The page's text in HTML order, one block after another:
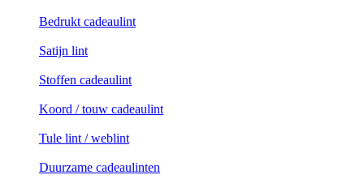
Bedrukt cadeaulint
Satijn lint
Stoffen cadeaulint
Koord / touw cadeaulint
Tule lint / weblint
Duurzame cadeaulinten